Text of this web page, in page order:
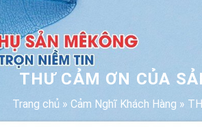
THƯ CẢM ƠN CỦA
Trang chủ » Cảm Nghĩ Khách Hàng »